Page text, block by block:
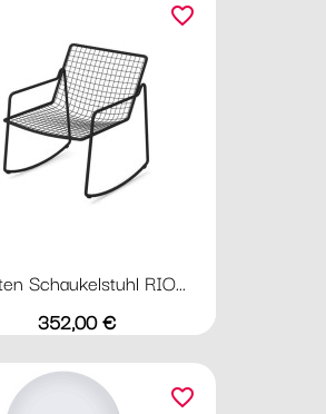
Schaukelstuhl RIO...
Preis
352,00 €
favorite_border
favorite_border